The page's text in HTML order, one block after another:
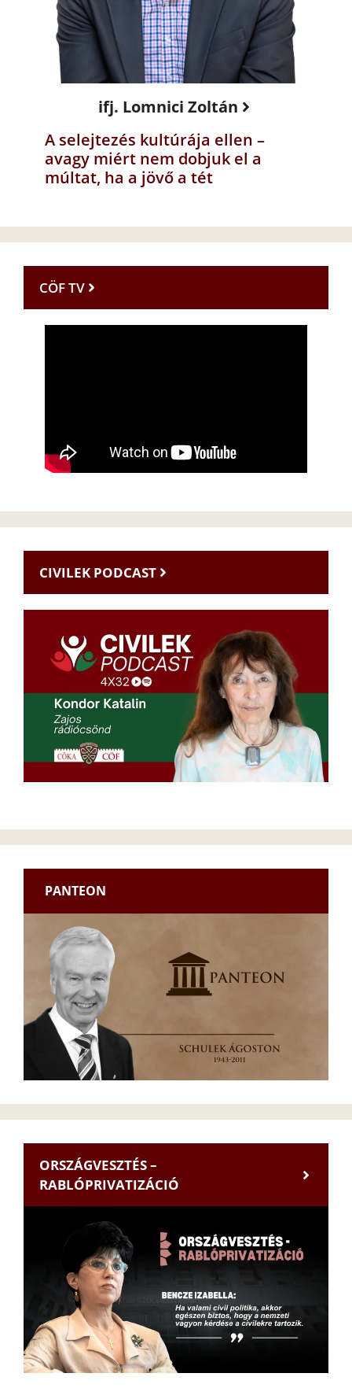
ifj. Lomnici Zoltán
A selejtezés kultúrája ellen –
avagy miért nem dobjuk el a
múltat, ha a jövő a tét
CÖF TV
CIVILEK PODCAST
PANTEON
ORSZÁGVESZTÉS –
RABLÓPRIVATIZÁCIÓ